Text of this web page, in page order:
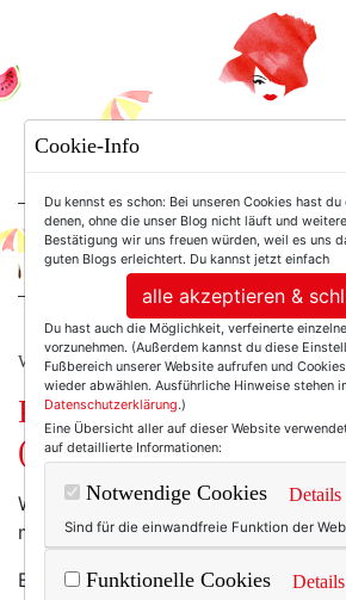
For Women.
WERBUNG
Paris-Liebe, ein rotes
(nachhaltige) Mode zum
Wie das ja oft so ist mit einer
michpeu à peuverliebt – in Paris.
Erst findet man sich blöd (es
Cookie-Info
Du kennst es schon: Bei unseren Cookies hast
denen, ohne die unser Blog nicht läuft und
Bestätigung wir uns freuen würden, weil es uns
guten Blogs erleichtert. Du kannst jetzt einfach
alle akzeptieren &
Du hast auch die Möglichkeit, verfeinerte
vorzunehmen. (Außerdem kannst du diese
Fußbereich unserer Website aufrufen und
wieder abwählen. Ausführliche Hinweise stehen
Datenschutzerklärung.)
Eine Übersicht aller auf dieser Website
auf detaillierte Informationen:
Notwendige Cookies Details
Sind für die einwandfreie Funktion der
Funktionelle Cookies Details